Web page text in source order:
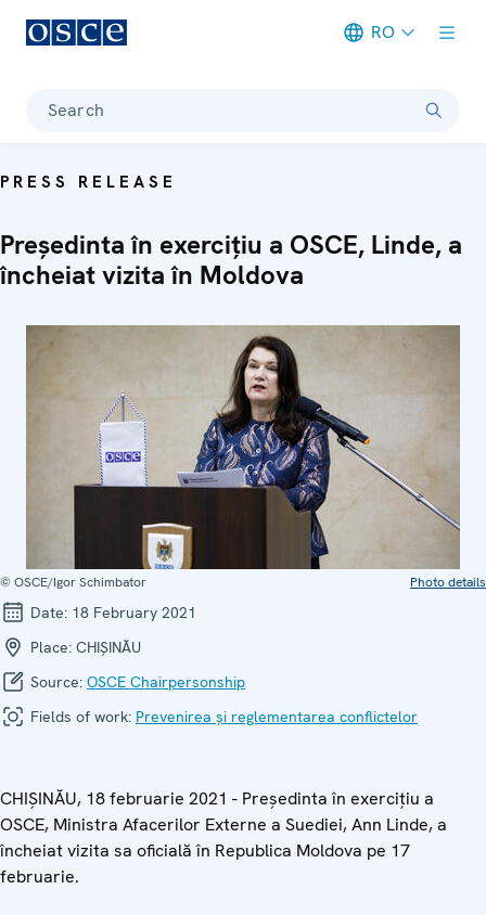
RO
Search
PRESS RELEASE
Președinta în exercițiu a OSCE, Linde, a
încheiat vizita în Moldova
© OSCE/Igor Schimbator Photo details
Date: 18 February 2021
Place: CHIȘINĂU
Source: OSCE Chairpersonship
Fields of work: Prevenirea și reglementarea conflictelor
CHIȘINĂU, 18 februarie 2021 - Președinta în exercițiu a
OSCE, Ministra Afacerilor Externe a Suediei, Ann Linde, a
încheiat vizita sa oficială în Republica Moldova pe 17
februarie.